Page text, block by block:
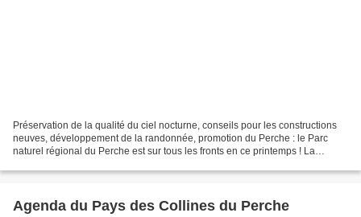
Préservation de la qualité du ciel nocturne, conseils pour les constructions
neuves, développement de la randonnée, promotion du Perche : le Parc
naturel régional du Perche est sur tous les fronts en ce printemps ! La
Agenda du Pays des Collines du Perche